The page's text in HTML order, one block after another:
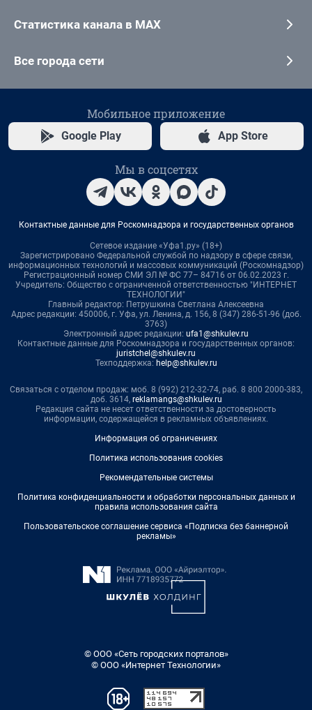
Статистика канала в MAX
Все города сети
Мобильное приложение
Google Play App Store
Мы в соцсетях
Контактные данные для Роскомнадзора и государственных органов
Сетевое издание «Уфа1.ру» (18+)
Зарегистрировано Федеральной службой по надзору в сфере связи,
информационных технологий и массовых коммуникаций (Роскомнадзор)
Регистрационный номер СМИ ЭЛ № ФС 77– 84716 от 06.02.2023 г.
Учредитель: Общество с ограниченной ответственностью "ИНТЕРНЕТ
ТЕХНОЛОГИИ"
Главный редактор: Петрушкина Светлана Алексеевна
Адрес редакции: 450006, г. Уфа, ул. Ленина, д. 156, 8 (347) 286-51-96 (доб.
3763)
Электронный адрес редакции: ufa1@shkulev.ru
Контактные данные для Роскомнадзора и государственных органов:
juristchel@shkulev.ru
Техподдержка: help@shkulev.ru
Связаться с отделом продаж: моб. 8 (992) 212-32-74, раб. 8 800 2000-383,
доб. 3614, reklamangs@shkulev.ru
Редакция сайта не несет ответственности за достоверность
информации, содержащейся в рекламных объявлениях.
Информация об ограничениях
Политика использования cookies
Рекомендательные системы
Политика конфиденциальности и обработки персональных данных и
правила использования сайта
Пользовательское соглашение сервиса «Подписка без баннерной
рекламы»
© ООО «Сеть городских порталов»
© ООО «Интернет Технологии»